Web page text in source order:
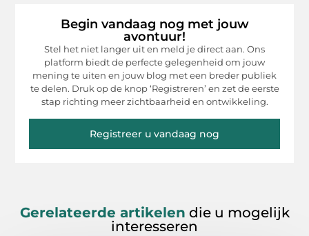
Begin vandaag nog met jouw
avontuur!
Stel het niet langer uit en meld je direct aan. Ons
platform biedt de perfecte gelegenheid om jouw
mening te uiten en jouw blog met een breder publiek
te delen. Druk op de knop ‘Registreren’ en zet de eerste
stap richting meer zichtbaarheid en ontwikkeling.
Registreer u vandaag nog
Gerelateerde artikelen die u mogelijk
interesseren